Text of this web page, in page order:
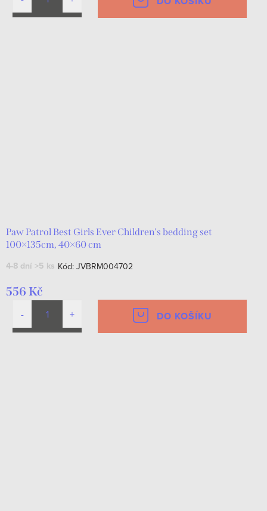
Paw Patrol Best Girls Ever Children's bedding set
100×135cm, 40×60 cm
4-8 dní >5 ks Kód: JVBRM004702
556 Kč
DO KOŠÍKU